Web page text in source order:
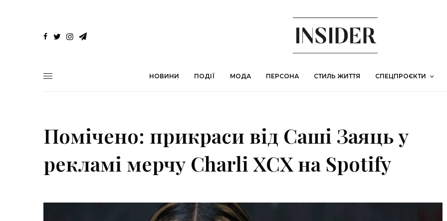
НОВИНИ ПОДІЇ МОДА ПЕРСОНА СТИЛЬ ЖИТТЯ СПЕЦПРОЄКТИ
Помічено: прикраси від Саші Заяць у
рекламі мерчу Charli XCX на Spotify